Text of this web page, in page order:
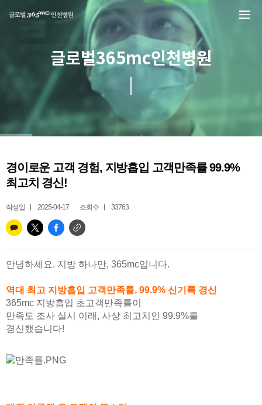
글로벌365mc인천병원
경이로운 고객 경험, 지방흡입 고객만족률 99.9%
최고치 경신!
작성일 2025-04-17 조회수 33763
안녕하세요. 지방 하나만, 365mc입니다.
역대 최고 지방흡입 고객만족률, 99.9% 신기록 경신
365mc 지방흡입 초고객만족률이
만족도 조사 실시 이래, 사상 최고치인 99.9%를
경신했습니다!